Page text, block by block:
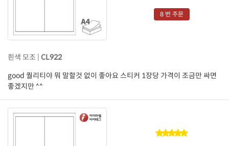
8 번 주문
흰색 모조 | CL922
good 퀄리티야 뭐 말할것 없이 좋아요 스티커 1장당 가격이 조금만 싸면
좋겠지만 ^^